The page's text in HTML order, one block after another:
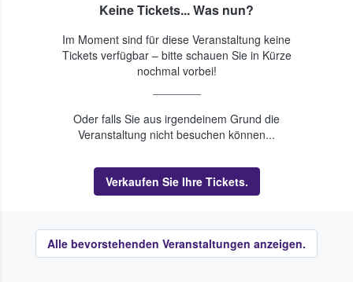
Keine Tickets... Was nun?
Im Moment sind für diese Veranstaltung keine
Tickets verfügbar – bitte schauen Sie in Kürze
nochmal vorbei!
Oder falls Sie aus irgendeinem Grund die
Veranstaltung nicht besuchen können...
Verkaufen Sie Ihre Tickets.
Alle bevorstehenden Veranstaltungen anzeigen.